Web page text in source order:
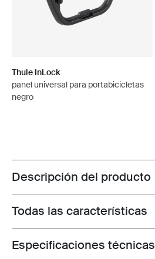
Thule InLock
panel universal para portabicicletas
negro
Toggle overview
Descripción del producto
Toggle features
Todas las características
Toggle techspec
Especificaciones técnicas